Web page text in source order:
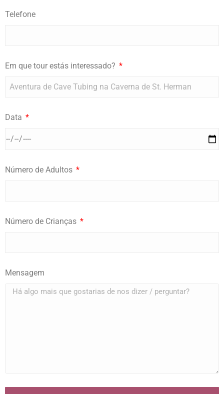
Telefone
Em que tour estás interessado?
Data
Número de Adultos
Número de Crianças
Mensagem